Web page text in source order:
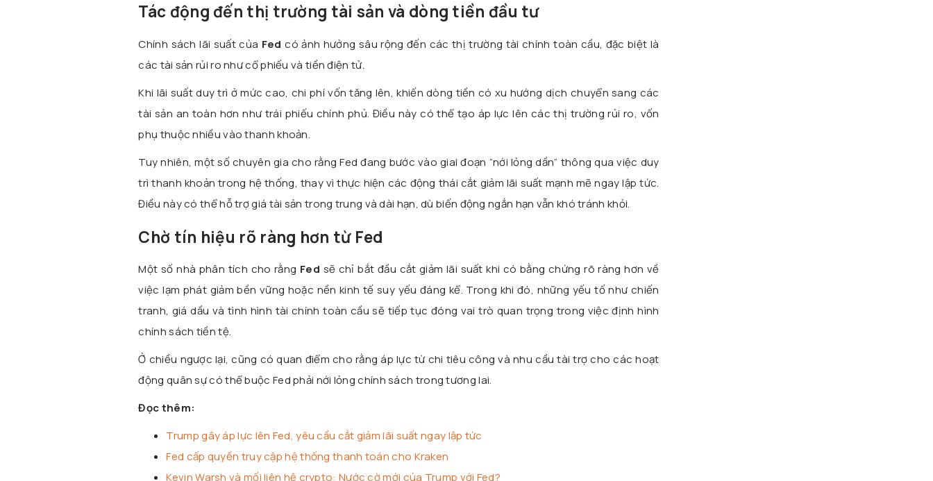
Tác động đến thị trường tài sản và dòng tiền đầu tư
Chính sách lãi suất của Fedcó ảnh hưởng sâu rộng đến các thị trường tài chính toàn cầu, đặc biệt là
các tài sản rủi ro như cổ phiếu và tiền điện tử.
Khi lãi suất duy trì ở mức cao, chi phí vốn tăng lên, khiến dòng tiền có xu hướng dịch chuyển sang các
tài sản an toàn hơn như trái phiếu chính phủ. Điều này có thể tạo áp lực lên các thị trường rủi ro, vốn
phụ thuộc nhiều vào thanh khoản.
Tuy nhiên, một số chuyên gia cho rằng Fed đang bước vào giai đoạn “nới lỏng dần” thông qua việc duy
trì thanh khoản trong hệ thống, thay vì thực hiện các động thái cắt giảm lãi suất mạnh mẽ ngay lập tức.
Điều này có thể hỗ trợ giá tài sản trong trung và dài hạn, dù biến động ngắn hạn vẫn khó tránh khỏi.
Chờ tín hiệu rõ ràng hơn từ Fed
Một số nhà phân tích cho rằng Fed sẽ chỉ bắt đầu cắt giảm lãi suất khi có bằng chứng rõ ràng hơn về
việc lạm phát giảm bền vững hoặc nền kinh tế suy yếu đáng kể. Trong khi đó, những yếu tố như chiến
tranh, giá dầu và tình hình tài chính toàn cầu sẽ tiếp tục đóng vai trò quan trọng trong việc định hình
chính sách tiền tệ.
Ở chiều ngược lại, cũng có quan điểm cho rằng áp lực từ chi tiêu công và nhu cầu tài trợ cho các hoạt
động quân sự có thể buộc Fed phải nới lỏng chính sách trong tương lai.
Đọc thêm:
Trump gây áp lực lên Fed, yêu cầu cắt giảm lãi suất ngay lập tức
Fed cấp quyền truy cập hệ thống thanh toán cho Kraken
Kevin Warsh và mối liên hệ crypto: Nước cờ mới của Trump với Fed?